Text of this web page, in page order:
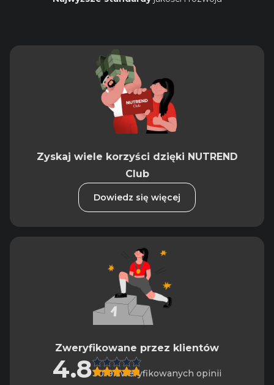
Zyskaj wiele korzyści dzięki NUTREND
Club
Dowiedz się więcej
Zweryfikowane przez klientów
4.83019 zweryfikowanych opinii